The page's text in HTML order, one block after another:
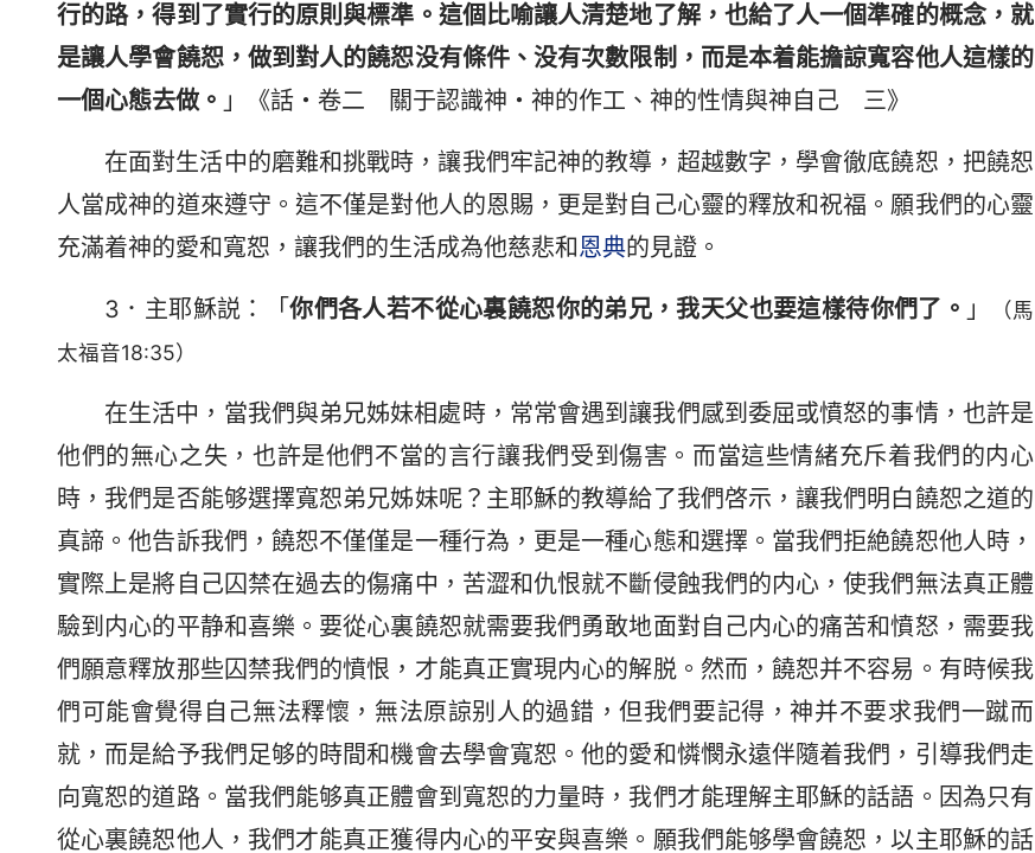
行的路，得到了實行的原則與標準。這個比喻讓人清楚地了解，也給了人一個準確的概念，就
是讓人學會饒恕，做到對人的饒恕没有條件、没有次數限制，而是本着能擔諒寬容他人這樣的
一個心態去做。 」《話・卷二 關于認識神・神的作工、神的性情與神自己 三》
在面對生活中的磨難和挑戰時，讓我們牢記神的教導，超越數字，學會徹底饒恕，把饒恕
人當成神的道來遵守。這不僅是對他人的恩賜，更是對自己心靈的釋放和祝福。願我們的心靈
充滿着神的愛和寬恕，讓我們的生活成為他慈悲和恩典的見證。
3．主耶穌説：「你們各人若不從心裏饒恕你的弟兄，我天父也要這樣待你們了。 」
（馬
太福音18:35）
在生活中，當我們與弟兄姊妹相處時，常常會遇到讓我們感到委屈或憤怒的事情，也許是
他們的無心之失，也許是他們不當的言行讓我們受到傷害。而當這些情緒充斥着我們的内心
時，我們是否能够選擇寬恕弟兄姊妹呢？主耶穌的教導給了我們啓示，讓我們明白饒恕之道的
真諦。他告訴我們，饒恕不僅僅是一種行為，更是一種心態和選擇。當我們拒絶饒恕他人時，
實際上是將自己囚禁在過去的傷痛中，苦澀和仇恨就不斷侵蝕我們的内心，使我們無法真正體
驗到内心的平静和喜樂。要從心裏饒恕就需要我們勇敢地面對自己内心的痛苦和憤怒，需要我
們願意釋放那些囚禁我們的憤恨，才能真正實現内心的解脱。然而，饒恕并不容易。有時候我
們可能會覺得自己無法釋懷，無法原諒别人的過錯，但我們要記得，神并不要求我們一蹴而
就，而是給予我們足够的時間和機會去學會寬恕。他的愛和憐憫永遠伴隨着我們，引導我們走
向寬恕的道路。當我們能够真正體會到寬恕的力量時，我們才能理解主耶穌的話語。因為只有
從心裏饒恕他人，我們才能真正獲得内心的平安與喜樂。願我們能够學會饒恕，以主耶穌的話